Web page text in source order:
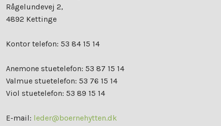
Rågelundevej 2,
​4892 Kettinge
Kontor telefon: 53 84 15 14
Anemone stuetelefon: 53 87 15 14
Valmue stuetelefon: 53 76 15 14
Viol stuetelefon: 53 89 15 14
E-mail: leder@boernehytten.dk